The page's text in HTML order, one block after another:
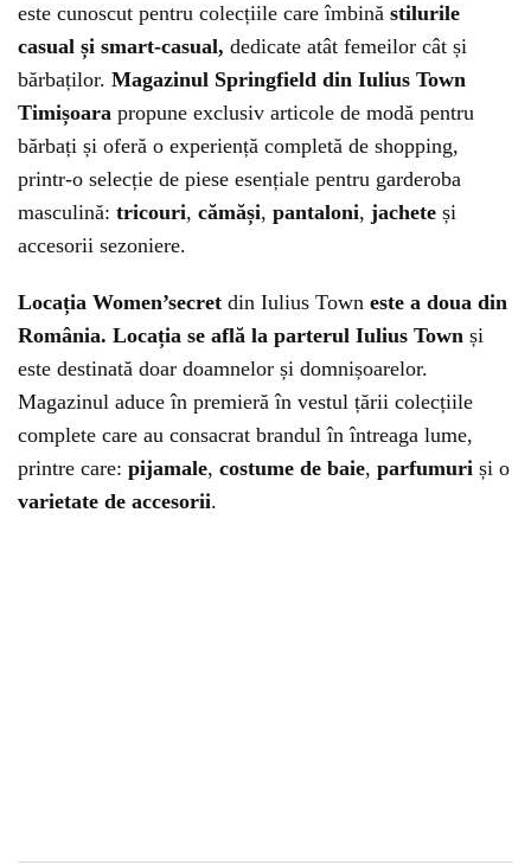
este cunoscut pentru colecțiile care îmbină stilurile
casual și smart-casual, dedicate atât femeilor cât și
bărbaților. Magazinul Springfield din Iulius Town
Timișoara propune exclusiv articole de modă pentru
bărbați și oferă o experiență completă de shopping,
printr-o selecție de piese esențiale pentru garderoba
masculină: tricouri, cămăși, pantaloni, jachete și
accesorii sezoniere.
Locația Women’secret din Iulius Town este a doua din
România. Locația se află la parterul Iulius Town și
este destinată doar doamnelor și domnișoarelor.
Magazinul aduce în premieră în vestul țării colecțiile
complete care au consacrat brandul în întreaga lume,
printre care: pijamale, costume de baie, parfumuri și o
varietate de accesorii.